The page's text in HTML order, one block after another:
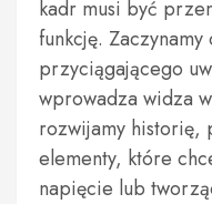
kadr musi być
funkcję.
przyciągającego
wprowadza widza
rozwijamy historię,
elementy, które
napięcie lub